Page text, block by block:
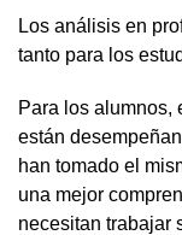
Los análisis en
tanto para los
Para los alumnos,
están
han tomado el
una mejor
necesitan trabajar